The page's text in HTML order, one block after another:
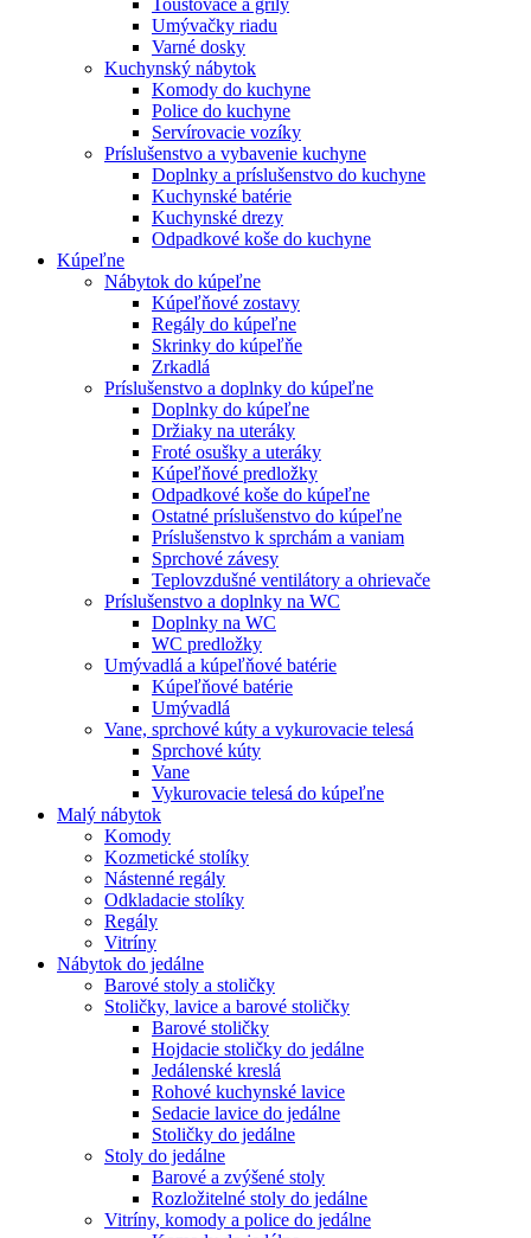
Umývačky riadu
Varné dosky
Kuchynský nábytok
Komody do kuchyne
Police do kuchyne
Servírovacie vozíky
Príslušenstvo a vybavenie kuchyne
Doplnky a príslušenstvo do kuchyne
Kuchynské batérie
Kuchynské drezy
Odpadkové koše do kuchyne
Kúpeľne
Nábytok do kúpeľne
Kúpeľňové zostavy
Regály do kúpeľne
Skrinky do kúpeľňe
Zrkadlá
Príslušenstvo a doplnky do kúpeľne
Doplnky do kúpeľne
Držiaky na uteráky
Froté osušky a uteráky
Kúpeľňové predložky
Odpadkové koše do kúpeľne
Ostatné príslušenstvo do kúpeľne
Príslušenstvo k sprchám a vaniam
Sprchové závesy
Teplovzdušné ventilátory a ohrievače
Príslušenstvo a doplnky na WC
Doplnky na WC
WC predložky
Umývadlá a kúpeľňové batérie
Kúpeľňové batérie
Umývadlá
Vane, sprchové kúty a vykurovacie telesá
Sprchové kúty
Vane
Vykurovacie telesá do kúpeľne
Malý nábytok
Komody
Kozmetické stolíky
Nástenné regály
Odkladacie stolíky
Regály
Vitríny
Nábytok do jedálne
Barové stoly a stoličky
Stoličky, lavice a barové stoličky
Barové stoličky
Hojdacie stoličky do jedálne
Jedálenské kreslá
Rohové kuchynské lavice
Sedacie lavice do jedálne
Stoličky do jedálne
Stoly do jedálne
Barové a zvýšené stoly
Rozložitelné stoly do jedálne
Vitríny, komody a police do jedálne